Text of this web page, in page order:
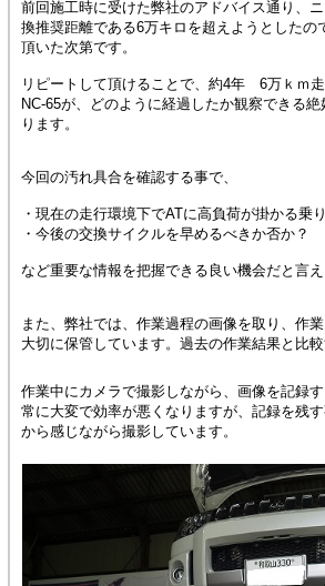
前回施工時に受けた弊社のアドバイス通り、
換推奨距離である6万キロを超えようとしたの
頂いた次第です。
リピートして頂けることで、約4年 6万ｋｍ
NC-65が、どのように経過したか観察できる
ります。
今回の汚れ具合を確認する事で、
・現在の走行環境下でATに高負荷が掛かる乗
・今後の交換サイクルを早めるべきか否か？
など重要な情報を把握できる良い機会だと言え
また、弊社では、作業過程の画像を取り、作業
大切に保管しています。過去の作業結果と比較
作業中にカメラで撮影しながら、画像を記録
常に大変で効率が悪くなりますが、記録を残
から感じながら撮影しています。